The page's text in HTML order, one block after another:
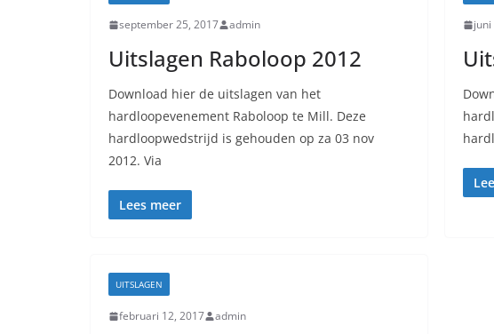
september 25, 2017 admin
Uitslagen Raboloop 2012
Download hier de uitslagen van het
hardloopevenement Raboloop te Mill. Deze
hardloopwedstrijd is gehouden op za 03 nov
2012. Via
Lees meer
juni
UITSLAGEN
februari 12, 2017 admin